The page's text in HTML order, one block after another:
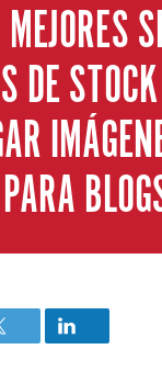
DE
PARA